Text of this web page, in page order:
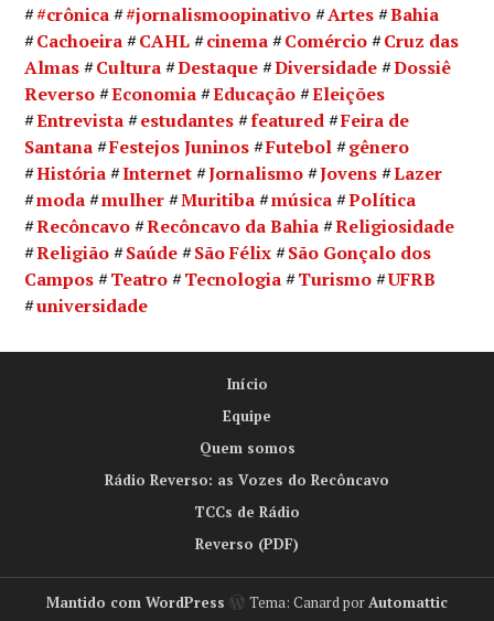
#crônica #jornalismoopinativo Artes
Bahia
Cachoeira
CAHL cinema Comércio
Cruz das
Almas
Cultura Destaque Diversidade
Dossiê
Reverso
Economia Educação
Eleições
Entrevista
estudantes featured
Feira de
Santana
Festejos Juninos Futebol
gênero
História
Internet Jornalismo Jovens
Lazer
moda
mulher Muritiba música
Política
Recôncavo
Recôncavo da Bahia
Religiosidade
Religião
Saúde São Félix
São Gonçalo dos
Campos
Teatro Tecnologia Turismo
UFRB
universidade
Início
Equipe
Quem somos
Rádio Reverso: as Vozes do Recôncavo
TCCs de Rádio
Reverso (PDF)
Mantido com WordPress Tema: Canard porAutomattic